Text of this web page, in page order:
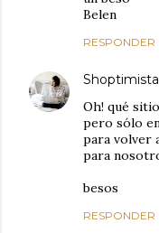
Belen
RESPONDER
Shoptimista
Oh! qué
pero sólo
para volver
para
besos
RESPONDER